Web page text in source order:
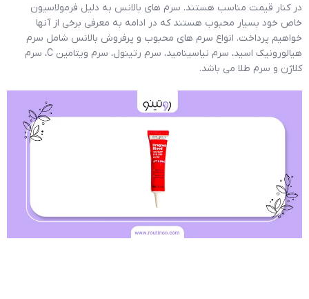
در کنار قیمت مناسب هستند. سرم های بالانس به دلیل فرمولاسیون
خاص خود بسیار محبوب هستند که در ادامه به معرفی برخی از آنها
خواهیم پرداخت. انواع سرم های محبوب و پرفروش بالانس شامل سرم
هیالورونیک اسید، سرم نیاسینامید، سرم رتینول، سرم ویتامین C، سرم
کلاژن و سرم طلا می باشد.